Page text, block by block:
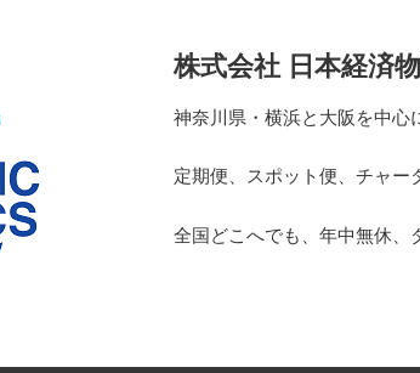
株式会社 日本経済
神奈川県・横浜と大阪を中心
定期便、スポット便、チャ
全国どこへでも、年中無休、